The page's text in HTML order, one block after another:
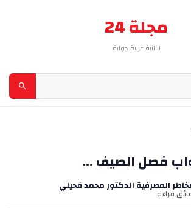
مجلة 24
لبنانية عربية دولية
فصل الصيف ...
المصرفية الدكتور محمد فحيلي